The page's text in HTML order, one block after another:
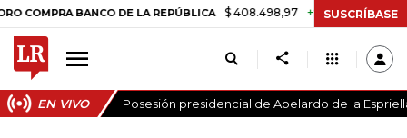
BANCO DE LA REPÚBLICA $ 408.498,97 +$ 8.753,81 +2,19%
SUSCRÍBASE
EN VIVO Posesión presidencial de Abelardo de la